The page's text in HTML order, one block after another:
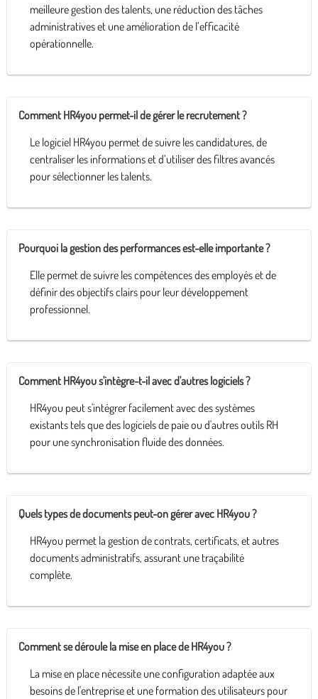
meilleure gestion des talents, une réduction des tâches
administratives et une amélioration de l’efficacité
opérationnelle.
Comment HR4you permet-il de gérer le recrutement ?
Le logiciel HR4you permet de suivre les candidatures, de
centraliser les informations et d’utiliser des filtres avancés
pour sélectionner les talents.
Pourquoi la gestion des performances est-elle importante ?
Elle permet de suivre les compétences des employés et de
définir des objectifs clairs pour leur développement
professionnel.
Comment HR4you s'intègre-t-il avec d'autres logiciels ?
HR4you peut s'intégrer facilement avec des systèmes
existants tels que des logiciels de paie ou d'autres outils RH
pour une synchronisation fluide des données.
Quels types de documents peut-on gérer avec HR4you ?
HR4you permet la gestion de contrats, certificats, et autres
documents administratifs, assurant une traçabilité
complète.
Comment se déroule la mise en place de HR4you ?
La mise en place nécessite une configuration adaptée aux
besoins de l'entreprise et une formation des utilisateurs pour